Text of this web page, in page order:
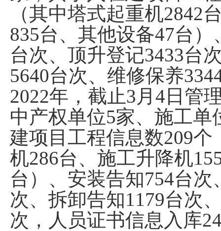
（其中塔式起重机2842
835台、 其他设备47台 ）
台次、 顶升登记3433台
5640台次、 维修保养
2022年 ， 截止3 月 4 日 管
中产权单位5家、施工单
建项目工程信息数209个
机286台、施工升降机
台 ） 、 安装告知754台次
次、 拆卸告知1179台次
次，人员证书信息入库